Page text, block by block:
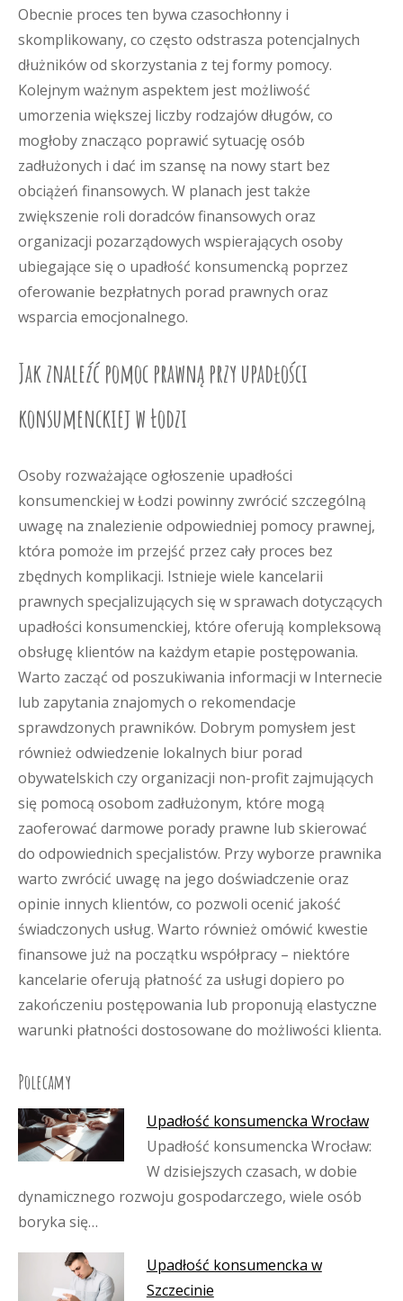
Obecnie proces ten bywa czasochłonny i
skomplikowany, co często odstrasza potencjalnych
dłużników od skorzystania z tej formy pomocy.
Kolejnym ważnym aspektem jest możliwość
umorzenia większej liczby rodzajów długów, co
mogłoby znacząco poprawić sytuację osób
zadłużonych i dać im szansę na nowy start bez
obciążeń finansowych. W planach jest także
zwiększenie roli doradców finansowych oraz
organizacji pozarządowych wspierających osoby
ubiegające się o upadłość konsumencką poprzez
oferowanie bezpłatnych porad prawnych oraz
wsparcia emocjonalnego.
Jak znaleźć pomoc prawną przy upadłości
konsumenckiej w Łodzi
Osoby rozważające ogłoszenie upadłości
konsumenckiej w Łodzi powinny zwrócić szczególną
uwagę na znalezienie odpowiedniej pomocy prawnej,
która pomoże im przejść przez cały proces bez
zbędnych komplikacji. Istnieje wiele kancelarii
prawnych specjalizujących się w sprawach dotyczących
upadłości konsumenckiej, które oferują kompleksową
obsługę klientów na każdym etapie postępowania.
Warto zacząć od poszukiwania informacji w Internecie
lub zapytania znajomych o rekomendacje
sprawdzonych prawników. Dobrym pomysłem jest
również odwiedzenie lokalnych biur porad
obywatelskich czy organizacji non-profit zajmujących
się pomocą osobom zadłużonym, które mogą
zaoferować darmowe porady prawne lub skierować
do odpowiednich specjalistów. Przy wyborze prawnika
warto zwrócić uwagę na jego doświadczenie oraz
opinie innych klientów, co pozwoli ocenić jakość
świadczonych usług. Warto również omówić kwestie
finansowe już na początku współpracy – niektóre
kancelarie oferują płatność za usługi dopiero po
zakończeniu postępowania lub proponują elastyczne
warunki płatności dostosowane do możliwości klienta.
Polecamy
Upadłość konsumencka Wrocław
Upadłość konsumencka Wrocław:
W dzisiejszych czasach, w dobie
dynamicznego rozwoju gospodarczego, wiele osób
boryka się…
Upadłość konsumencka w
Szczecinie